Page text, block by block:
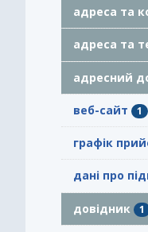
адреса та
адреса та
адресний
веб-сайт 1
графік
дані про
довідник 1